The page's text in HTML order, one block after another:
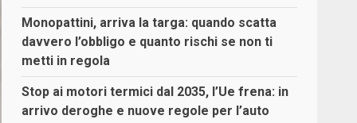
Monopattini, arriva la targa: quando scatta
davvero l’obbligo e quanto rischi se non ti
metti in regola
Stop ai motori termici dal 2035, l’Ue frena: in
arrivo deroghe e nuove regole per l’auto